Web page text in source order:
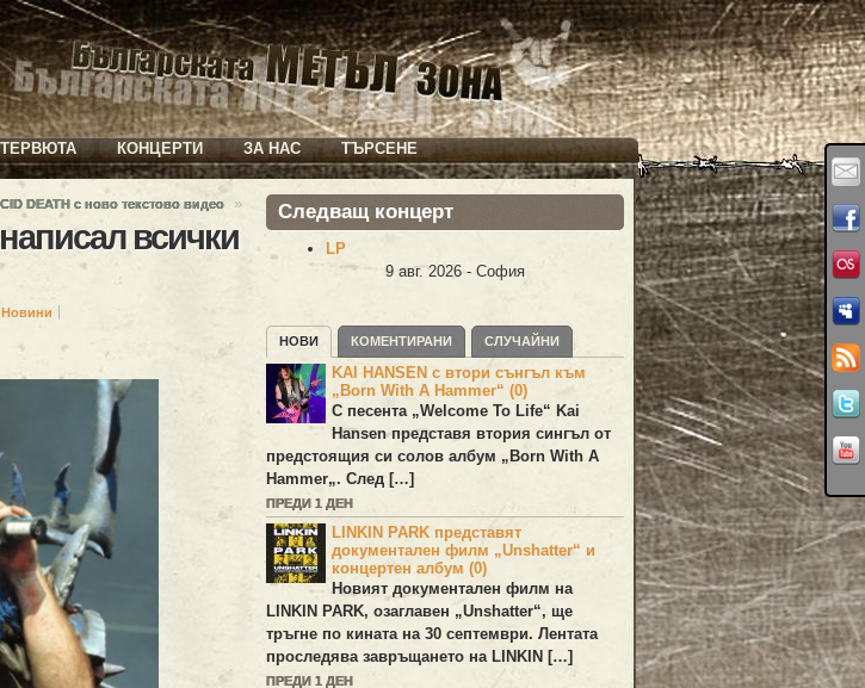
КОНЦЕРТИ ЗА НАС ТЪРСЕНЕ
DEATH с ново текстово видео »
всички
Новини
Следващ концерт
LP
9 авг. 2026 - София
НОВИ КОМЕНТИРАНИ СЛУЧАЙНИ
KAI HANSEN с втори сънгъл към
„Born With A Hammer“ (0)
С песента „Welcome To Life“ Kai
Hansenпредставя втория сингъл от
предстоящия си солов албум „ Born With A
Hammer„. След […]
ПРЕДИ 1 ДЕН
LINKIN PARK представят
документален филм „Unshatter“ и
концертен албум (0)
Новият документален филм на
LINKIN PARK, озаглавен „Unshatter“, ще
тръгне по кината на 30 септември. Лентата
проследява завръщането наLINKIN […]
ПРЕДИ 1 ДЕН